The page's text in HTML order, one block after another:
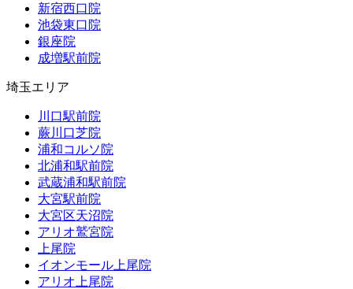
新宿西口院
池袋東口院
銀座院
成増駅前院
埼玉エリア
川口駅前院
蕨川口芝院
浦和コルソ院
北浦和駅前院
武蔵浦和駅前院
大宮駅前院
大宮区天沼院
アリオ鷲宮院
上尾院
イオンモール上尾院
アリオ上尾院